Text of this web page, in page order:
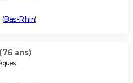
(Bas-Rhin)
(76 ans)